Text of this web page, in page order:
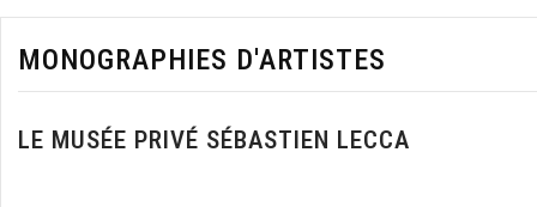
MONOGRAPHIES D'ARTISTES
LE MUSÉE PRIVÉ SÉBASTIEN LECCA